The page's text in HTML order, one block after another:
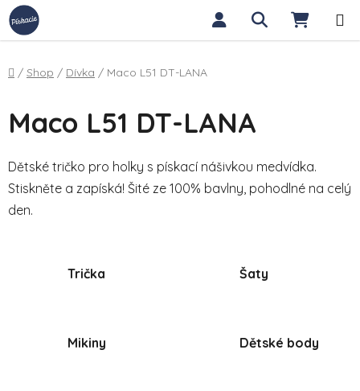
Přejít na obsah Hledat
Domů
/ Shop / Dívka / Maco L51 DT-LANA
Maco L51 DT-LANA
Dětské tričko pro holky s pískací nášivkou medvídka.
Stiskněte a zapíská! Šité ze 100% bavlny, pohodlné na celý
den.
Trička Šaty
Mikiny Dětské body